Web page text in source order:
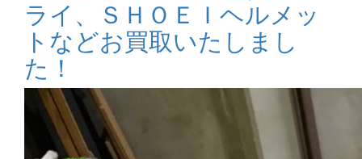
ライ、ＳＨＯＥＩヘルメッ
トなどお買取いたしまし
た！